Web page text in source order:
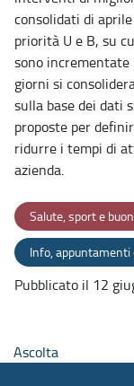
consolidati di
priorità U e B, su
sono incrementate
giorni si
sulla base dei dati
proposte per
ridurre i tempi di
azienda.
Salute, sport e
Info,
Pubblicato il 12
Ascolta